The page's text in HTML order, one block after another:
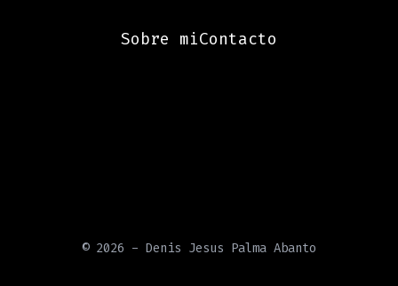
Sobre miContacto
© 2026 - Denis Jesus Palma Abanto